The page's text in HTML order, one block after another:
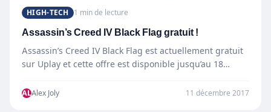
HIGH-TECH 1 min de lecture
Assassin’s Creed IV Black Flag gratuit !
Assassin’s Creed IV Black Flag est actuellement gratuit
sur Uplay et cette offre est disponible jusqu’au 18
ALAlex Joly 11 décembre 2017